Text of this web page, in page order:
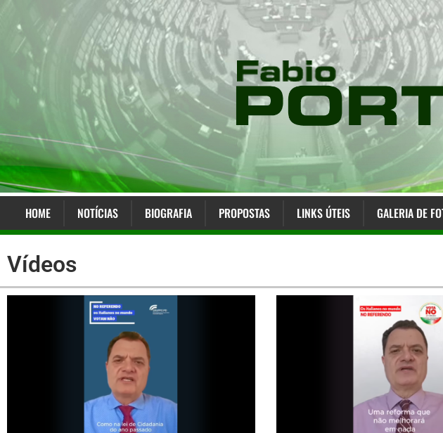
HOME NOTÍCIAS BIOGRAFIA PROPOSTAS LINKS ÚTEIS GALERIA DE
Vídeos